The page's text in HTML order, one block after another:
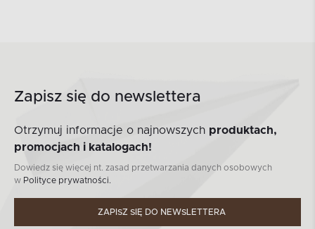
Zapisz się do newslettera
Otrzymuj informacje o najnowszych produktach,
promocjach i katalogach!
Dowiedz się więcej nt. zasad przetwarzania danych osobowych
w Polityce prywatności.
ZAPISZ SIĘ DO NEWSLETTERA